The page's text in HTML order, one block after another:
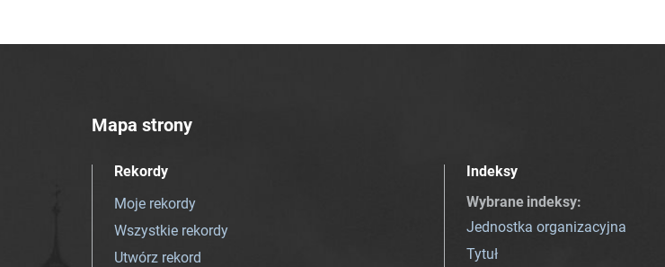
Mapa strony
Rekordy
Moje rekordy
Wszystkie rekordy
Utwórz rekord
Indeksy
Wybrane indeksy:
Jednostka organizacyjna
Tytuł